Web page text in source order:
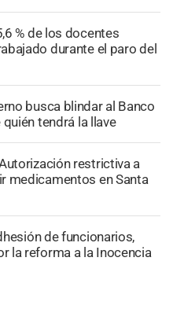
% de los docentes
durante el paro del
busca blindar al Banco
tendrá la llave
restrictiva a
medicamentos en Santa
de funcionarios,
la reforma a la Inocencia